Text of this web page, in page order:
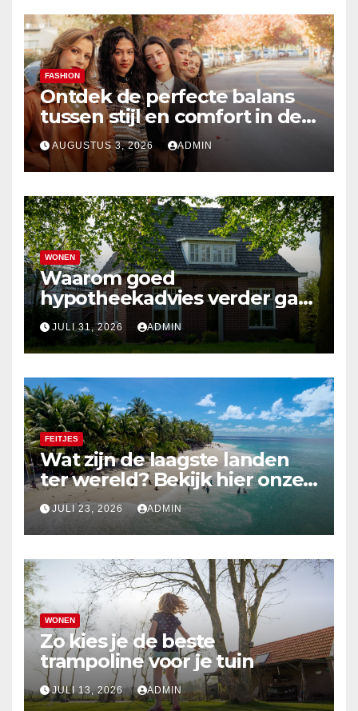
FASHION
Ontdek de perfecte balans
tussen stijl en comfort in de
nieuwste damesmode
AUGUSTUS 3, 2026 ADMIN
WONEN
Waarom goed
hypotheekadvies verder gaat
dan alleen cijfers
JULI 31, 2026 ADMIN
FEITJES
Wat zijn de laagste landen
ter wereld? Bekijk hier onze
top 10
JULI 23, 2026 ADMIN
WONEN
Zo kies je de beste
trampoline voor je tuin
JULI 13, 2026 ADMIN